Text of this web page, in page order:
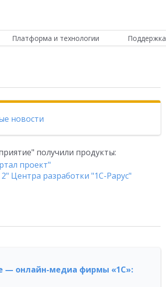
Платформа и технологии
новости
получили продукты:
проект"
Центра разработки "1С-Рарус"
— онлайн-медиа фирмы «1С»: